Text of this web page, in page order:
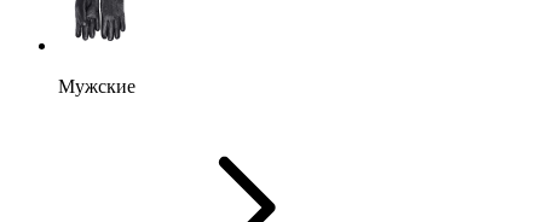
Мужские